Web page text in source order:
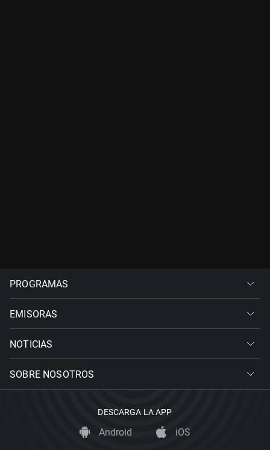
PROGRAMAS
EMISORAS
NOTICIAS
SOBRE NOSOTROS
DESCARGA LA APP
Android iOS